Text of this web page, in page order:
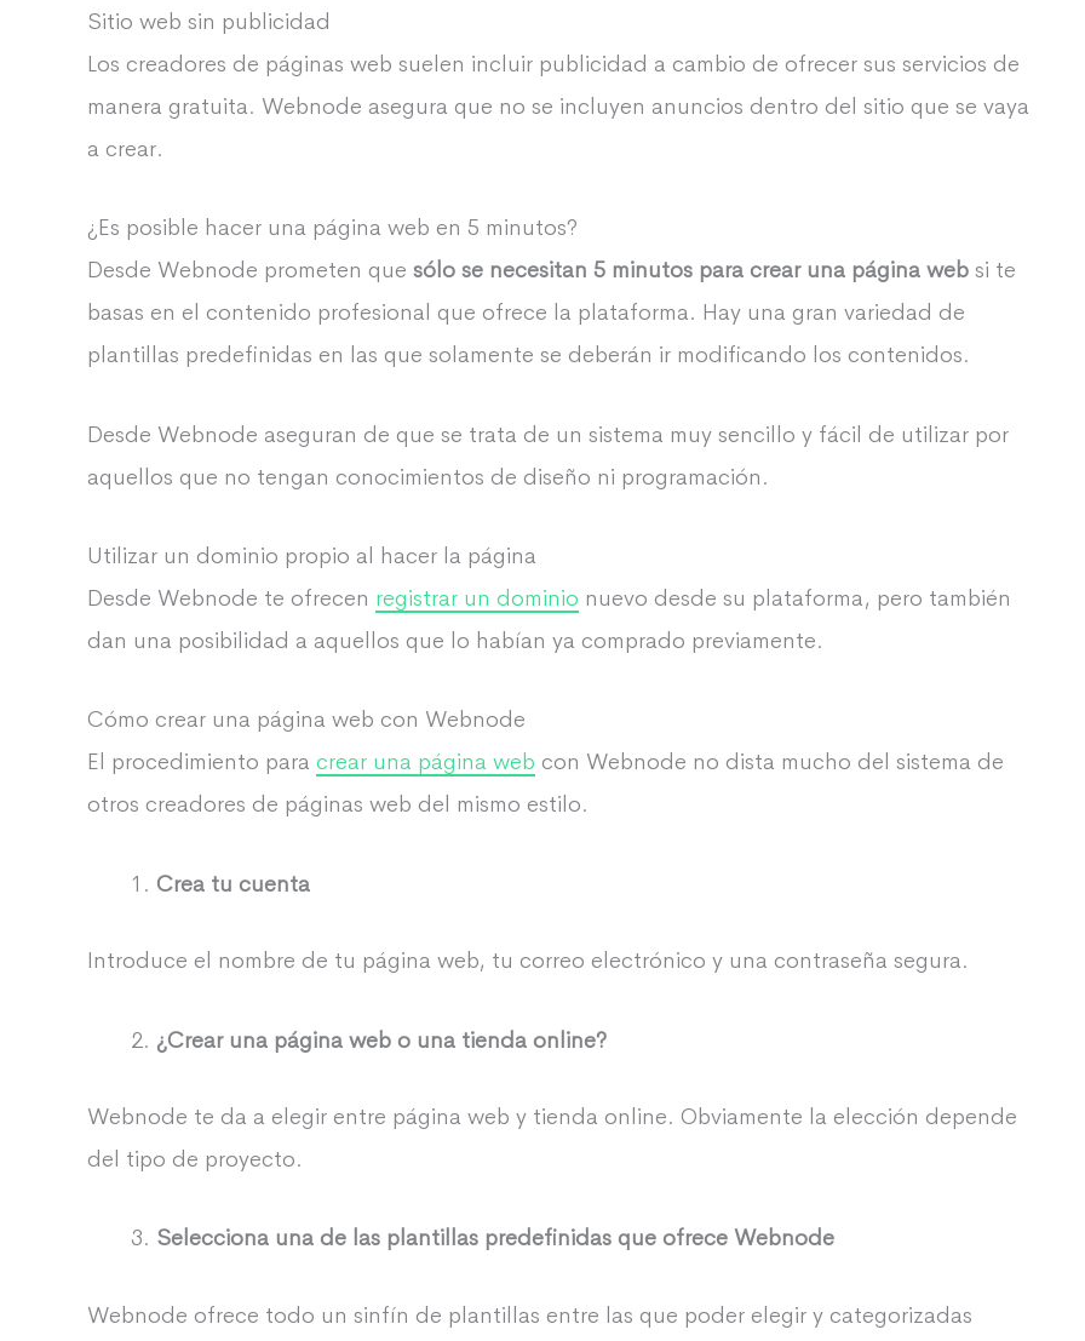
Sitio web sin publicidad
Los creadores de páginas web suelen incluir publicidad a cambio de ofrecer sus servicios de
manera gratuita. Webnode asegura que no se incluyen anuncios dentro del sitio que se vaya
a crear.
¿Es posible hacer una página web en 5 minutos?
Desde Webnode prometen que sólo se necesitan 5 minutos para crear una página web si te
basas en el contenido profesional que ofrece la plataforma. Hay una gran variedad de
plantillas predefinidas en las que solamente se deberán ir modificando los contenidos.
Desde Webnode aseguran de que se trata de un sistema muy sencillo y fácil de utilizar por
aquellos que no tengan conocimientos de diseño ni programación.
Utilizar un dominio propio al hacer la página
Desde Webnode te ofrecen registrar un dominio nuevo desde su plataforma, pero también
dan una posibilidad a aquellos que lo habían ya comprado previamente.
Cómo crear una página web con Webnode
El procedimiento para crear una página web con Webnode no dista mucho del sistema de
otros creadores de páginas web del mismo estilo.
Crea tu cuenta
Introduce el nombre de tu página web, tu correo electrónico y una contraseña segura.
¿Crear una página web o una tienda online?
Webnode te da a elegir entre página web y tienda online. Obviamente la elección depende
del tipo de proyecto.
Selecciona una de las plantillas predefinidas que ofrece Webnode
Webnode ofrece todo un sinfín de plantillas entre las que poder elegir y categorizadas